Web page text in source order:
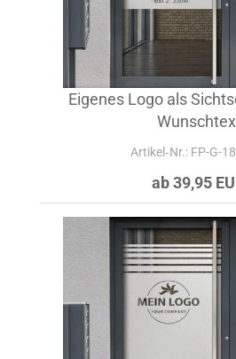
Eigenes Logo als
Artikel‑Nr.: FP-G-
ab 39,95